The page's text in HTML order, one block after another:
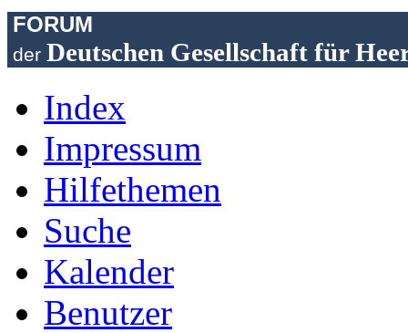
FORUM
der Deutschen Gesellschaft für
Index
Impressum
Hilfethemen
Suche
Kalender
Benutzer